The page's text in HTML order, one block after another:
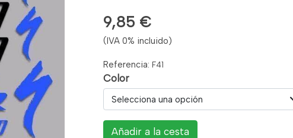
9,85 €
(IVA 0% incluido)
Referencia: F41
Color
Selecciona una opción
Añadir a la cesta